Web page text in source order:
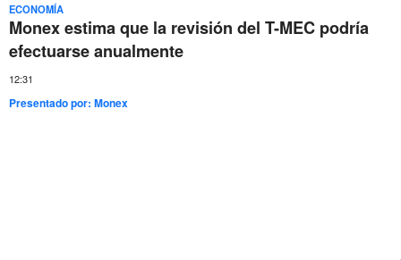
ECONOMÍA
Monex estima que la revisión del T-MEC podría
efectuarse anualmente
12:31
Presentado por:Monex